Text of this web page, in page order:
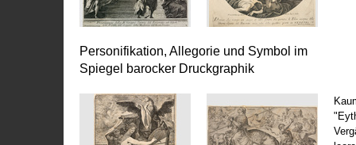
Personifikation, Allegorie und Symbol im
Spiegel barocker Druckgraphik